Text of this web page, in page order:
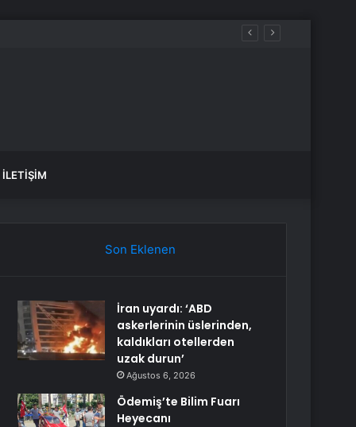
İLETIŞIM
Son Eklenen
İran uyardı: ‘ABD
askerlerinin üslerinden,
kaldıkları otellerden
uzak durun’
Ağustos 6, 2026
Ödemiş’te Bilim Fuarı
Heyecanı